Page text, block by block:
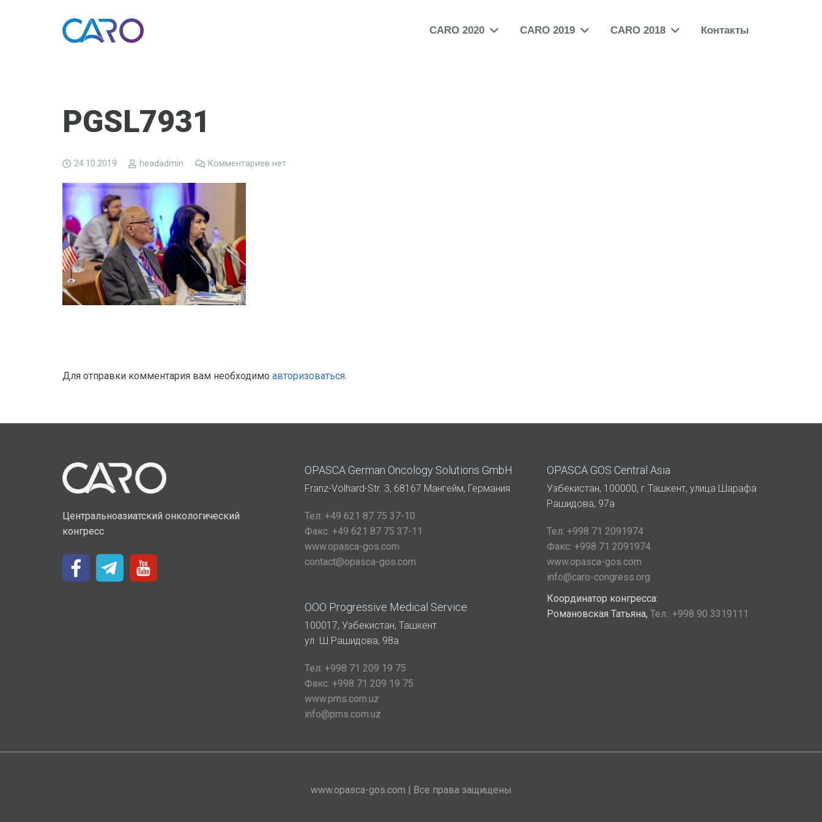
CARO 2020 CARO 2019 CARO 2018 Контакты
PGSL7931
24.10.2019 headadmin Комментариев нет
Для отправки комментария вам необходимо авторизоваться.
Центральноазиатский онкологический
конгресс
OPASCA German Oncology Solutions GmbH
Franz-Volhard-Str. 3, 68167 Мангейм, Германия
Тел: +49 621 87 75 37-10
Факс: +49 621 87 75 37-11
www.opasca-gos.com
contact@opasca-gos.com
ООО Progressive Medical Service
100017, Узбекистан, Ташкент
ул. Ш.Рашидова, 98а
Тел: +998 71 209 19 75
Факс: +998 71 209 19 75
www.pms.com.uz
info@pms.com.uz
OPASCA GOS Central Asia
Узбекистан, 100000, г.Ташкент, улица Шарафа
Рашидова, 97а
Тел: +998 71 2091974
Факс: +998 71 2091974
www.opasca-gos.com
info@caro-congress.org
Координатор конгресса:
Романовская Татьяна, Тел.: +998 90 3319111
www.opasca-gos.com | Все права защищены